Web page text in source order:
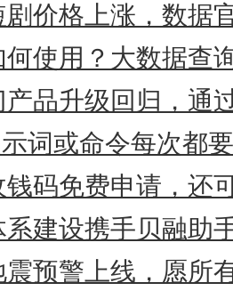
价格上涨，数据
何使用？大数据查
品升级回归，通
示词或命令每次都
码免费申请，还
建设携手贝融助
预警上线，愿所